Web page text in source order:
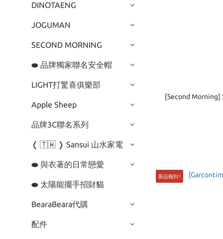
DINOTAENG
JOGUMAN
SECOND MORNING
⬬ 品牌獨家聯名安全帽
LIGHT打驚喜俱樂部
Apple Sheep
品牌3C聯名系列
❬ 🇹🇼 ❭ Sansui 山水家電
⬬ 與衣著的日常戀愛
⬬ 太陽能擺手招財貓
BearaBeara代購
配件
[Second Morning]
新品報到 !